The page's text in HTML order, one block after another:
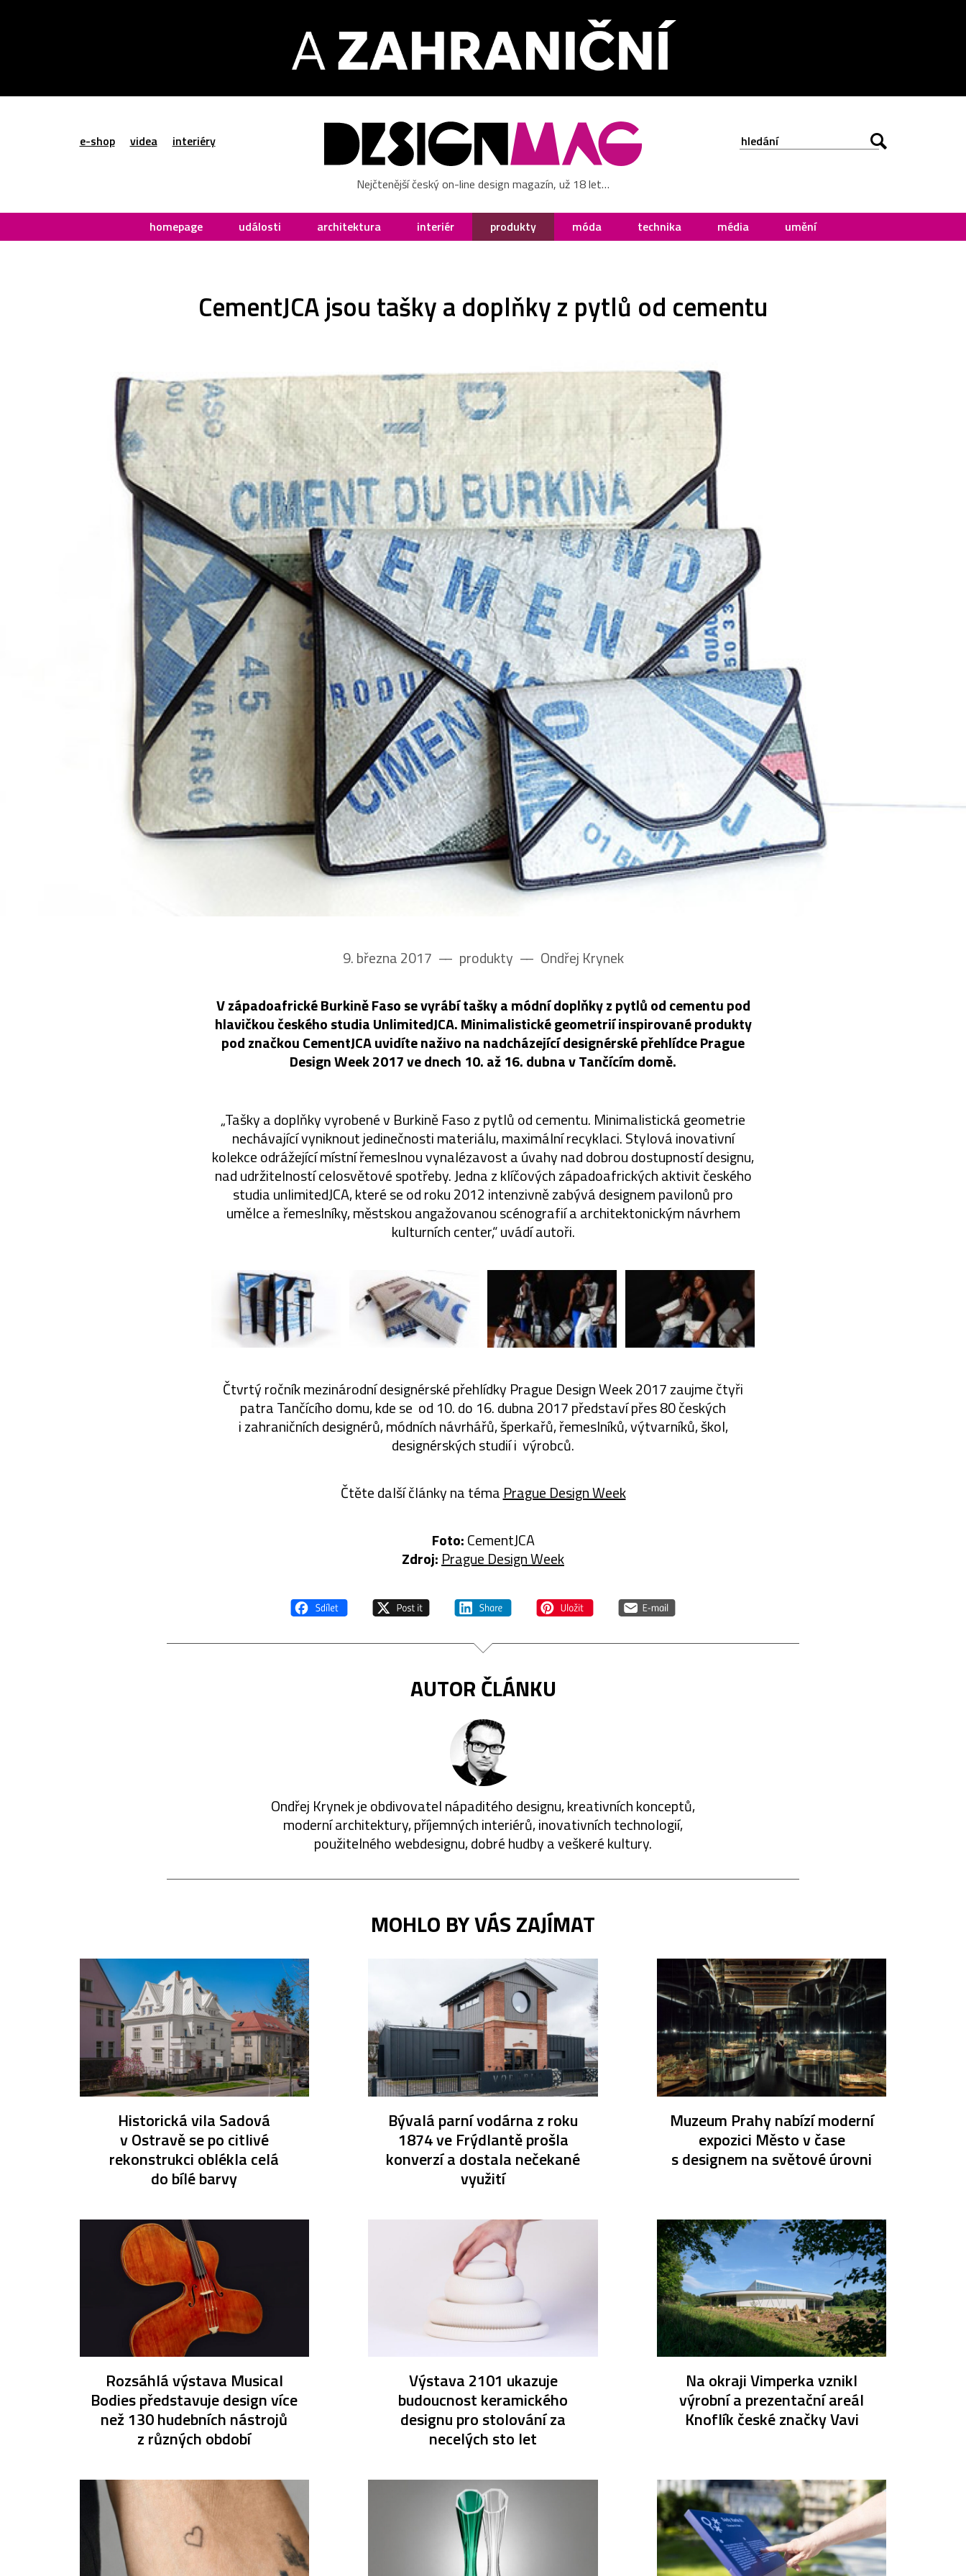
e-shop videa interiéry
Nejčtenější český on-line design magazín, už 18 let…
homepage události architektura interiér produkty móda technika média umění
CementJCA jsou tašky a doplňky z pytlů od cementu
9. března 2017 –– produkty –– Ondřej Krynek
V západoafrické Burkině Faso se vyrábí tašky a módní doplňky z pytlů od cementu pod
hlavičkou českého studia UnlimitedJCA. Minimalistické geometrií inspirované produkty
pod značkou CementJCA uvidíte naživo na nadcházející designérské přehlídce Prague
Design Week 2017 ve dnech 10. až 16. dubna v Tančícím domě.
„Tašky a doplňky vyrobené v Burkině Faso z pytlů od cementu. Minimalistická geometrie
nechávající vyniknout jedinečnosti materiálu, maximální recyklaci. Stylová inovativní
kolekce odrážející místní řemeslnou vynalézavost a úvahy nad dobrou dostupností designu,
nad udržitelností celosvětové spotřeby. Jedna z klíčových západoafrických aktivit českého
studia unlimitedJCA, které se od roku 2012 intenzivně zabývá designem pavilonů pro
umělce a řemeslníky, městskou angažovanou scénografií a architektonickým návrhem
kulturních center,“ uvádí autoři.
Čtvrtý ročník mezinárodní designérské přehlídky Prague Design Week 2017 zaujme čtyři
patra Tančícího domu, kde se od 10. do 16. dubna 2017 představí přes 80 českých
i zahraničních designérů, módních návrhářů, šperkařů, řemeslníků, výtvarníků, škol,
designérských studií i výrobců.
Čtěte další články na téma Prague Design Week
Foto:CementJCA
Zdroj: Prague Design Week
AUTOR ČLÁNKU
Ondřej Krynek je obdivovatel nápaditého designu, kreativních konceptů,
moderní architektury, příjemných interiérů, inovativních technologií,
použitelného webdesignu, dobré hudby a veškeré kultury.
MOHLO BY VÁS ZAJÍMAT
Historická vila Sadová
v Ostravě se po citlivé
rekonstrukci oblékla celá
do bílé barvy
Bývalá parní vodárna z roku
1874 ve Frýdlantě prošla
konverzí a dostala nečekané
využití
Muzeum Prahy nabízí moderní
expozici Město v čase
s designem na světové úrovni
Rozsáhlá výstava Musical
Bodies představuje design více
než 130 hudebních nástrojů
z různých období
Výstava 2101 ukazuje
budoucnost keramického
designu pro stolování za
necelých sto let
Na okraji Vimperka vznikl
výrobní a prezentační areál
Knoflík české značky Vavi